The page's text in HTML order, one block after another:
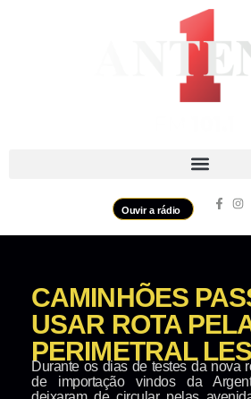
Ouvir a rádio
CAMINHÕES
USAR ROTA
PERIMETRAL
Durante os dias de testes da nova
de importação vindos da